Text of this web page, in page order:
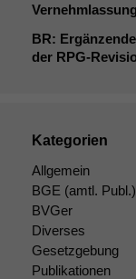
BR:
der RPG-
Kategorien
Allgemein
BGE (amtl. Publ.)
BVGer
Diverses
Gesetzgebung
Publikationen